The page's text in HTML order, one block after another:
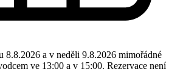
8.8.2026 a v neděli 9.8.2026 mimořádné
ve 13:00 a v 15:00. Rezervace není